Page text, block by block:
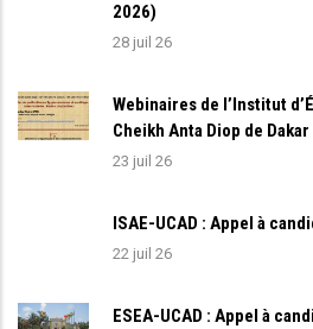
2026)
28 juil 26
Webinaires de l’Institut
Cheikh Anta Diop de Dakar
23 juil 26
ISAE-UCAD : Appel à
22 juil 26
ESEA-UCAD : Appel à